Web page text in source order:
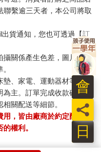
聯繫逾三天者，本公司將取
貨通知，您也可透過【訂
攝關係產生色差，圖片僅供
、家電、運動器材等）及
為主。訂單完成收款確認
關配送等細節。
，皆由廠商於約定配送時
權利。
日
員
會